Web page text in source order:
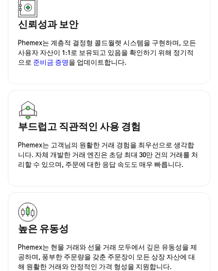
신뢰성과 보안
Phemex는 계층적 결정형 콜드월렛 시스템을 구현하며, 모든
사용자 자산이 1:1로 보유되고 있음을 확인하기 위해 정기적
으로 준비금 증명을 업데이트합니다.
부드럽고 직관적인 사용 경험
Phemex는 고객님의 원활한 거래 경험을 최우선으로 생각합
니다. 자체 개발한 거래 엔진은 초당 최대 30만 건의 거래를 처
리할 수 있으며, 주문에 대한 응답 속도도 매우 빠릅니다.
높은 유동성
Phemex는 현물 거래와 선물 거래 모두에서 깊은 유동성을 제
공하며, 풍부한 주문량을 갖춘 주문장이 모든 상장 자산에 대
해 원활한 거래와 안정적인 가격 형성을 지원합니다.